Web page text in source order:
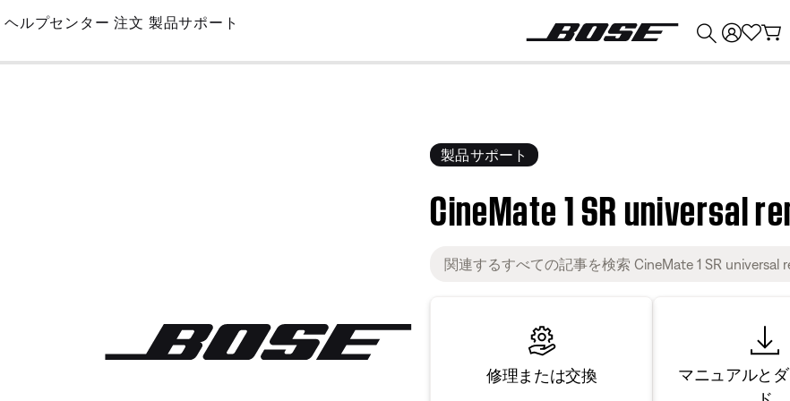
Skip
Main
ヘルプセンター 注文 製品サポート
製品サポート
CineMate 1 SR universal
修理または交換
マニュアルと